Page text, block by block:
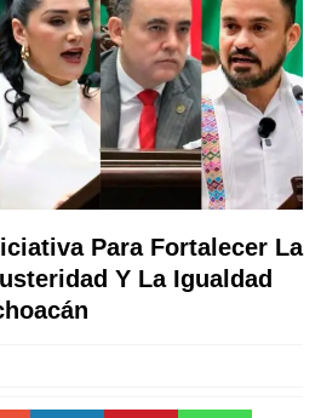
Para Fortalecer La
Y La Igualdad